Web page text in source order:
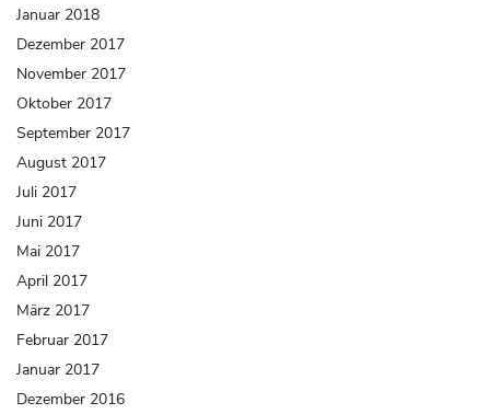
Januar 2018
Dezember 2017
November 2017
Oktober 2017
September 2017
August 2017
Juli 2017
Juni 2017
Mai 2017
April 2017
März 2017
Februar 2017
Januar 2017
Dezember 2016